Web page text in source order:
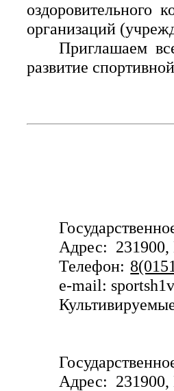
оздоровительного
организаций
Приглашаем
развитие
Адрес: 231900,
Телефон:
e-mail:
Адрес: 231900,